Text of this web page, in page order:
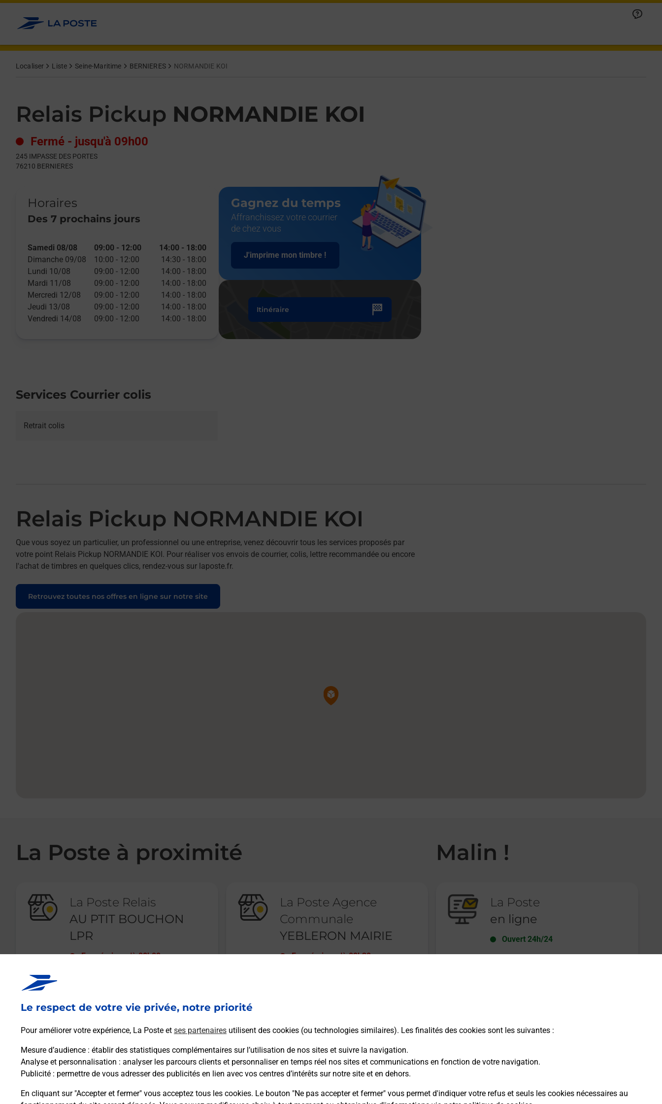
Le respect de votre vie privée, notre priorité
Pour améliorer votre expérience, La Poste et ses partenaires utilisent des cookies (ou technologies similaires). Les finalités des cookies sont les suivantes :
Mesure d’audience : établir des statistiques complémentaires sur l’utilisation de nos sites et suivre la navigation.
Analyse et personnalisation : analyser les parcours clients et personnaliser en temps réel nos sites et communications en fonction de votre navigation.
Publicité : permettre de vous adresser des publicités en lien avec vos centres d’intérêts sur notre site et en dehors.
En cliquant sur "Accepter et fermer" vous acceptez tous les cookies. Le bouton "Ne pas accepter et fermer" vous permet d'indiquer votre refus et seuls les cookies nécessaires au
Allez au contenu
Localiser Liste Seine-Maritime BERNIERES NORMANDIE KOI
Relais Pickup NORMANDIE KOI
Fermé - jusqu'à 09h00
245 IMPASSE DES PORTES
76210 BERNIERES
Horaires
Des 7 prochains jours
Day of the WeekHours
Samedi 08/08 09:00 - 12:00 14:00 - 18:00
Dimanche 09/08
10:00 - 12:00 14:30 - 18:00
Lundi 10/08
09:00 - 12:00 14:00 - 18:00
Mardi 11/08
09:00 - 12:00 14:00 - 18:00
Mercredi 12/08
09:00 - 12:00 14:00 - 18:00
Jeudi 13/08
09:00 - 12:00 14:00 - 18:00
Vendredi 14/08
09:00 - 12:00 14:00 - 18:00
Gagnez du temps
Affranchissez votre courrier
de chez vous
J'imprime mon timbre !
Itinéraire
Services Courrier colis
Retrait colis
Relais Pickup NORMANDIE KOI
Que vous soyez un particulier, un professionnel ou une entreprise, venez découvrir tous les services proposés par
votre point Relais Pickup NORMANDIE KOI. Pour réaliser vos envois de courrier, colis, lettre recommandée ou encore
l'achat de timbres en quelques clics, rendez-vous sur laposte.fr.
Retrouvez toutes nos offres en ligne sur notre site
Pin de la carte
Get directions to Relais Pickup at 245 IMPASSE DES PORTES BERNIERES,
lien s'ouvre dans un nouvel onglet
La Poste à proximité
La Poste Relais
AU PTIT BOUCHON
LPR
Fermé-jusqu'à 08h00
En savoir plus
La Poste Agence
Communale
YEBLERON MAIRIE
Fermé-jusqu'à 09h30
Malin !
La Poste
en ligne
Ouvert 24h/24